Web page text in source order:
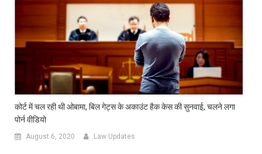
कोर्ट में चल रही थी ओबामा, बिल गेट्स के अकाउंट हैक केस की सुनवाई, चलने लगा
पोर्न वीडियो
August 6, 2020 Law Updates